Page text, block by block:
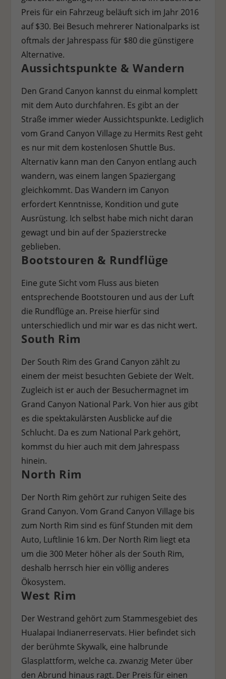
Preis für ein Fahrzeug beläuft sich im Jahr 2016
auf $30. Bei Besuch mehrerer Nationalparks ist
oftmals der Jahrespass für $80 die günstigere
Alternative.
Aussichtspunkte & Wandern
Den Grand Canyon kannst du einmal komplett
mit dem Auto durchfahren. Es gibt an der
Straße immer wieder Aussichtspunkte. Lediglich
vom Grand Canyon Village zu Hermits Rest geht
es nur mit dem kostenlosen Shuttle Bus.
Alternativ kann man den Canyon entlang auch
wandern, was einem langen Spaziergang
gleichkommt. Das Wandern im Canyon
erfordert Kenntnisse, Kondition und gute
Ausrüstung. Ich selbst habe mich nicht daran
gewagt und bin auf der Spazierstrecke
geblieben.
Bootstouren & Rundflüge
Eine gute Sicht vom Fluss aus bieten
entsprechende Bootstouren und aus der Luft
die Rundflüge an. Preise hierfür sind
unterschiedlich und mir war es das nicht wert.
South Rim
Der South Rim des Grand Canyon zählt zu
einem der meist besuchten Gebiete der Welt.
Zugleich ist er auch der Besuchermagnet im
Grand Canyon National Park. Von hier aus gibt
es die spektakulärsten Ausblicke auf die
Schlucht. Da es zum National Park gehört,
kommst du hier auch mit dem Jahrespass
hinein.
North Rim
Der North Rim gehört zur ruhigen Seite des
Grand Canyon. Vom Grand Canyon Village bis
zum North Rim sind es fünf Stunden mit dem
Auto, Luftlinie 16 km. Der North Rim liegt eta
um die 300 Meter höher als der South Rim,
deshalb herrsch hier ein völlig anderes
Ökosystem.
West Rim
Der Westrand gehört zum Stammesgebiet des
Hualapai Indianerreservats. Hier befindet sich
der berühmte Skywalk, eine halbrunde
Glasplattform, welche ca. zwanzig Meter über
den Abrund hinaus ragt. Der Preis für einen
Personenbezogene Daten können verarbeitet werden (z. B. IP-
Adressen), z. B. für personalisierte Anzeigen und Inhalte oder
Anzeigen- und Inhaltsmessung. Weitere Informationen über
die Verwendung Ihrer Daten finden Sie in unserer
Datenschutzerklärung . Es besteht keine Verpflichtung, der
Verarbeitung Ihrer Daten zuzustimmen, um dieses Angebot
nutzen zu können. Bitte beachten Sie, dass aufgrund
individueller Einstellungen möglicherweise nicht alle
Hier finden Sie eine Übersicht über alle verwendeten Cookies.
Sie können Ihre Einwilligung zu ganzen Kategorien geben
oder sich weitere Informationen anzeigen lassen und so nur
bestimmte Cookies auswählen.
Alle akzeptieren Speichern
Zurück
Datenschutzeinstellungen
Essenziell (1)
Essenzielle Cookies ermöglichen grundlegende Funktionen und sind für
die einwandfreie Funktion der Website erforderlich.
Cookie-Informationen anzeigen
Statistiken (1)
Statistik Cookies erfassen Informationen anonym. Diese Informationen
Cookie-Informationen anzeigen
Externe Medien (7)
Inhalte von Videoplattformen und Social-Media-Plattformen werden
werden, bedarf der Zugriff auf diese Inhalte keiner manuellen
Cookie-Informationen anzeigen
Datenschutzerklärung Impressum